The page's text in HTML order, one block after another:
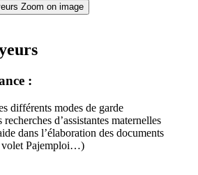
Zoom on image
:
différents modes de garde
d’assistantes maternelles
dans l’élaboration des documents
volet Pajemploi…)